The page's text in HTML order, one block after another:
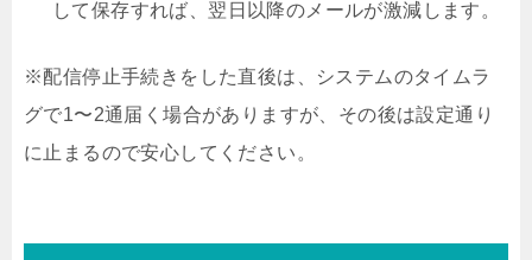
して保存すれば、翌日以降のメールが激減します。
※配信停止手続きをした直後は、システムのタイムラ
グで1〜2通届く場合がありますが、その後は設定通り
に止まるので安心してください。